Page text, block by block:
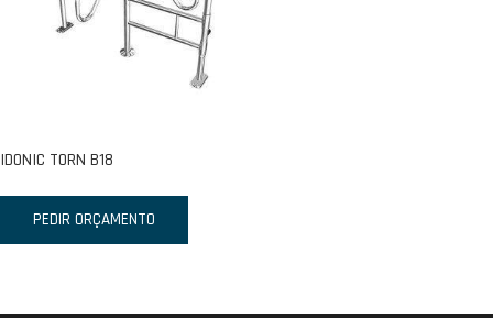
IDONIC TORN B18
PEDIR ORÇAMENTO